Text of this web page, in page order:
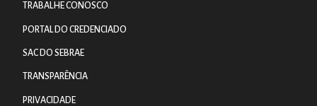
TRABALHE CONOSCO
PORTAL DO CREDENCIADO
SAC DO SEBRAE
TRANSPARÊNCIA
PRIVACIDADE